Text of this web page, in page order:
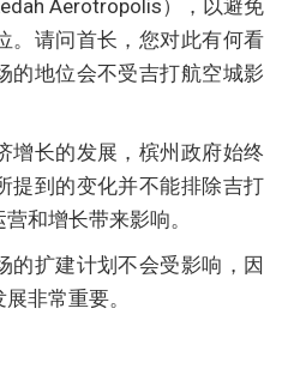
Aerotropolis），以避免
。请问首长，您对此有何看
的地位会不受吉打航空城影
增长的发展，槟州政府始终
提到的变化并不能排除吉打
和增长带来影响。
的扩建计划不会受影响，因
非常重要。